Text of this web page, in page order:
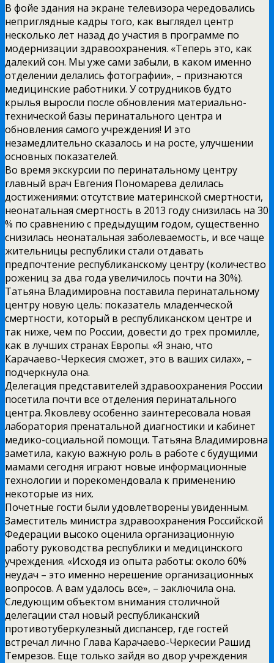
В фойе здания на экране телевизора чередовались
неприглядные кадры того, как выглядел центр
несколько лет назад до участия в программе по
модернизации здравоохранения. «Теперь это, как
далекий сон. Мы уже сами забыли, в каком именно
отделении делались фотографии», – признаются
медицинские работники. У сотрудников будто
крылья выросли после обновления материально-
технической базы перинатального центра и
обновления самого учреждения! И это
незамедлительно сказалось и на росте, улучшении
основных показателей.
Во время экскурсии по перинатальному центру
главный врач Евгения Пономарева делилась
достижениями: отсутствие материнской смертности,
неонатальная смертность в 2013 году снизилась на 30
% по сравнению с предыдущим годом, существенно
снизилась неонатальная заболеваемость, и все чаще
жительницы республики стали отдавать
предпочтение республиканскому центру (количество
рожениц за два года увеличилось почти на 30%).
Татьяна Владимировна поставила перинатальному
центру новую цель: показатель младенческой
смертности, который в республиканском центре и
так ниже, чем по России, довести до трех промилле,
как в лучших странах Европы. «Я знаю, что
Карачаево-Черкесия сможет, это в ваших силах», –
подчеркнула она.
Делегация представителей здравоохранения России
посетила почти все отделения перинатального
центра. Яковлеву особенно заинтересовала новая
лаборатория пренатальной диагностики и кабинет
медико-социальной помощи. Татьяна Владимировна
заметила, какую важную роль в работе с будущими
мамами сегодня играют новые информационные
технологии и порекомендовала к применению
некоторые из них.
Почетные гости были удовлетворены увиденным.
Заместитель министра здравоохранения Российской
Федерации высоко оценила организационную
работу руководства республики и медицинского
учреждения. «Исходя из опыта работы: около 60%
неудач – это именно нерешение организационных
вопросов. А вам удалось все», – заключила она.
Следующим объектом внимания столичной
делегации стал новый республиканский
противотуберкулезный диспансер, где гостей
встречал лично Глава Карачаево-Черкесии Рашид
Темрезов. Еще только зайдя во двор учреждения